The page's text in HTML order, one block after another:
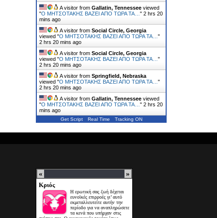
A visitor from Gallatin, Tennessee viewed
"Ο ΜΗΤΣΟΤΑΚΗΣ ΒΑΖΕΙ ΑΠΟ ΤΩΡΑ ΤΑ… " 2 hrs 20
mins ago
A visitor from Social Circle, Georgia
viewed "Ο ΜΗΤΣΟΤΑΚΗΣ ΒΑΖΕΙ ΑΠΟ ΤΩΡΑ ΤΑ… "
2 hrs 20 mins ago
A visitor from Social Circle, Georgia
viewed "Ο ΜΗΤΣΟΤΑΚΗΣ ΒΑΖΕΙ ΑΠΟ ΤΩΡΑ ΤΑ… "
2 hrs 20 mins ago
A visitor from Springfield, Nebraska
viewed "Ο ΜΗΤΣΟΤΑΚΗΣ ΒΑΖΕΙ ΑΠΟ ΤΩΡΑ ΤΑ… "
2 hrs 20 mins ago
A visitor from Gallatin, Tennessee viewed
"Ο ΜΗΤΣΟΤΑΚΗΣ ΒΑΖΕΙ ΑΠΟ ΤΩΡΑ ΤΑ… " 2 hrs 20
mins ago
Get Script Real Time Tracking ON